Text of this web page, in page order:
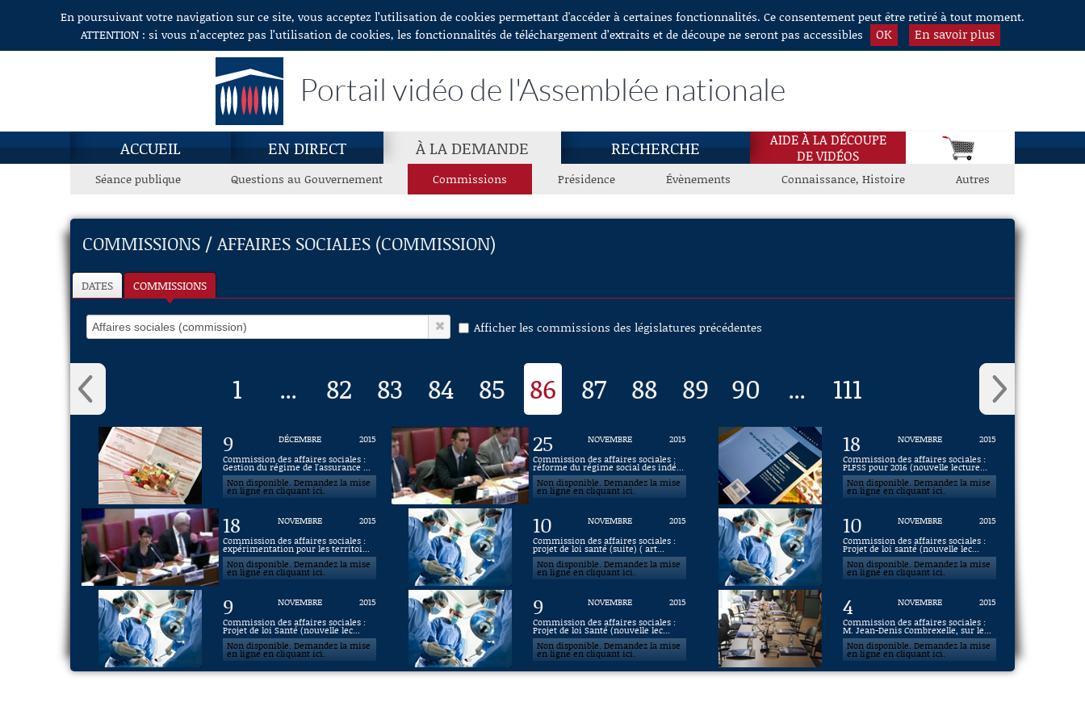
Aller au contenuEn poursuivant votre navigation sur ce site, vous acceptez l’utilisation de cookies permettant d'accéder à certaines fonctionnalités. Ce consentement peut être retiré à tout moment.
ATTENTION : si vous n’acceptez pas l’utilisation de cookies, les fonctionnalités de téléchargement d’extraits et de découpe ne seront pas accessibles
OK En savoir plus
Portail vidéo de l'Assemblée nationale
ACCUEIL EN DIRECT À LA DEMANDE RECHERCHE
AIDE À LA DÉCOUPE
DE VIDÉOS
Séance publique Questions au Gouvernement Commissions Présidence Évènements Connaissance, Histoire Autres
COMMISSIONS / AFFAIRES SOCIALES (COMMISSION)
DATES COMMISSIONS
Afficher les commissions des législatures précédentes
1 ... 82 83 84 85 86 87 88 89 90 ... 111
9 DÉCEMBRE
2015
Commission des affaires sociales :
Gestion du régime de l'assurance ...
Non disponible. Demandez la mise
en ligne en cliquant ici.
25 NOVEMBRE
2015
Commission des affaires sociales :
réforme du régime social des indé...
Non disponible. Demandez la mise
en ligne en cliquant ici.
18 NOVEMBRE
2015
Commission des affaires sociales :
PLFSS pour 2016 (nouvelle lecture...
Non disponible. Demandez la mise
en ligne en cliquant ici.
18 NOVEMBRE
2015
Commission des affaires sociales :
expérimentation pour les territoi...
Non disponible. Demandez la mise
en ligne en cliquant ici.
10 NOVEMBRE
2015
Commission des affaires sociales :
projet de loi santé (suite) ( art...
Non disponible. Demandez la mise
en ligne en cliquant ici.
10 NOVEMBRE
2015
Commission des affaires sociales :
Projet de loi santé (nouvelle lec...
Non disponible. Demandez la mise
en ligne en cliquant ici.
9 NOVEMBRE
2015
Commission des affaires sociales :
Projet de loi Santé (nouvelle lec...
Non disponible. Demandez la mise
en ligne en cliquant ici.
9 NOVEMBRE
2015
Commission des affaires sociales :
Projet de loi Santé (nouvelle lec...
Non disponible. Demandez la mise
en ligne en cliquant ici.
4 NOVEMBRE
2015
Commission des affaires sociales :
M. Jean-Denis Combrexelle, sur le...
Non disponible. Demandez la mise
en ligne en cliquant ici.